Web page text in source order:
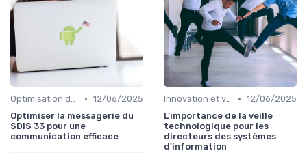
Optimisation des infrastructures IT • 12/06/2025
Optimiser la messagerie du
SDIS 33 pour une
communication efficace
Innovation et veille technologique • 12/06/2025
L'importance de la veille
technologique pour les
directeurs des systèmes
d'information